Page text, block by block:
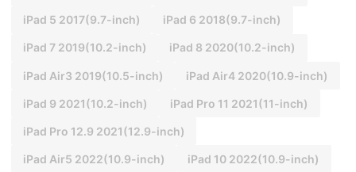
iPad 5 2017(9.7-inch) iPad 6 2018(9.7-inch)
iPad 7 2019(10.2-inch) iPad 8 2020(10.2-inch)
iPad Air3 2019(10.5-inch) iPad Air4 2020(10.9-inch)
iPad 9 2021(10.2-inch) iPad Pro 11 2021(11-inch)
iPad Pro 12.9 2021(12.9-inch)
iPad Air5 2022(10.9-inch) iPad 10 2022(10.9-inch)